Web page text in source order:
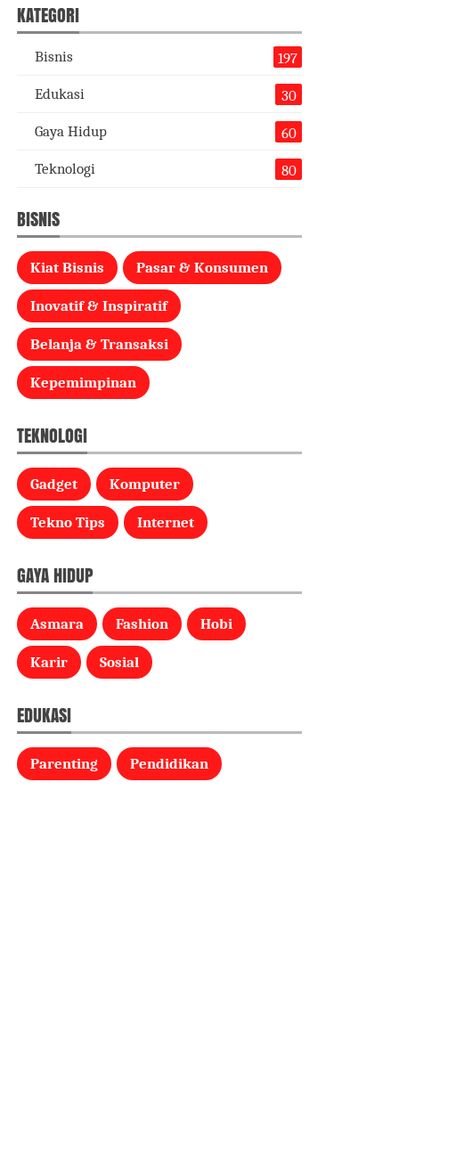
KATEGORI
Bisnis 197
Edukasi 30
Gaya Hidup 60
Teknologi 80
BISNIS
Kiat Bisnis Pasar & Konsumen
Inovatif & Inspiratif
Belanja & Transaksi
Kepemimpinan
TEKNOLOGI
Gadget Komputer
Tekno Tips Internet
GAYA HIDUP
Asmara Fashion Hobi
Karir Sosial
EDUKASI
Parenting Pendidikan